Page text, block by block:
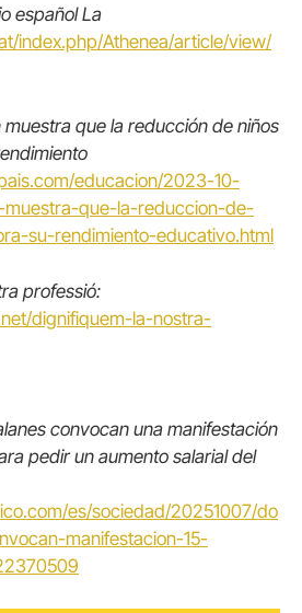
español La
index.php/Athenea/article/view/
que la reducción de niños
educacion/2023-10-
muestra-que-la-reduccion-de-
su-rendimiento-educativo.html
professió:
dignifiquem-la-nostra-
convocan una manifestación
pedir un aumento salarial del
es/sociedad/20251007/do
manifestacion-15-